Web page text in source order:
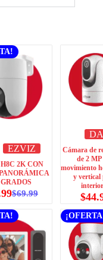
EZVIZ
2K CON
GRADOS
$69.99
Cámara de
de 2 MP
movimiento
y vertical
$